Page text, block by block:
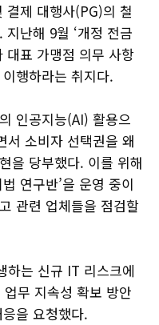
결제 대행사(PG)의 철
난해 9월 ‘개정 전금
대표 가맹점 의무 사항
행하라는 취지다.
인공지능(AI) 활용으
서 소비자 선택권을 왜
을 당부했다. 이를 위해
연구반’을 운영 중이
관련 업체들을 점검할
하는 신규 IT 리스크에
무 지속성 확보 방안
을 요청했다.